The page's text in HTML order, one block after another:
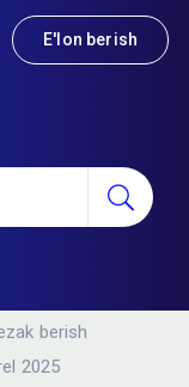
E'lon berish
berish
2025